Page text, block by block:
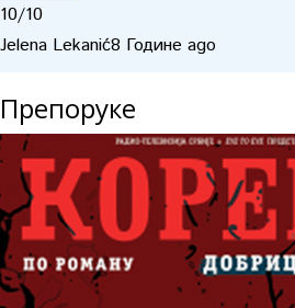
10/10
Jelena Lekanić8 Године ago
Препоруке